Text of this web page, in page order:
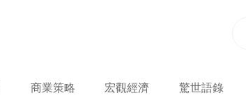
商業策略 宏觀經濟 驚世語錄